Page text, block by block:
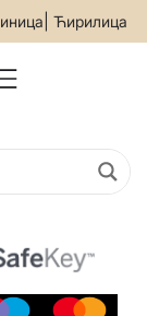
Ћирилица
• За све